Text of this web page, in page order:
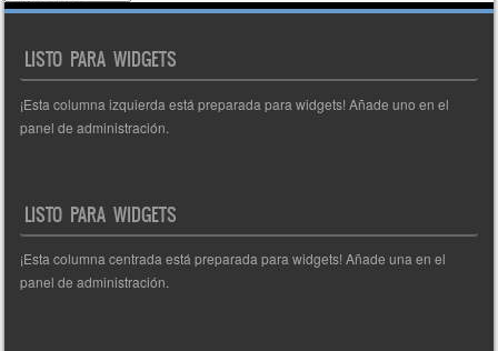
de
LISTO PARA WIDGETS
¡Esta columna izquierda está preparada para widgets! Añade uno en el
panel de administración.
LISTO PARA WIDGETS
¡Esta columna centrada está preparada para widgets! Añade una en el
panel de administración.